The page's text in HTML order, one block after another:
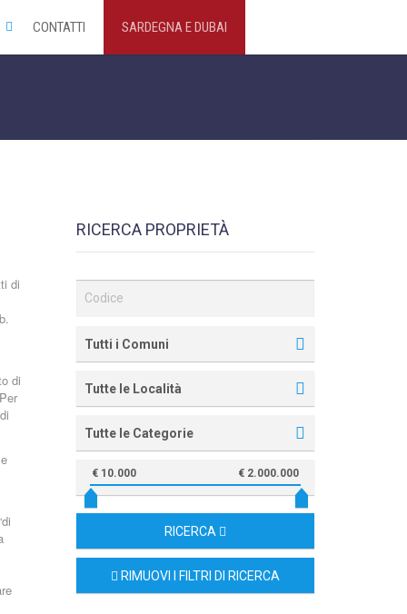
CONTATTI SARDEGNA E DUBAI
di
di
RICERCA PROPRIETÀ
Tutti i Comuni
Tutte le Località
Tutte le Categorie
€ 10.000 € 2.000.000
RICERCA
RIMUOVI I FILTRI DI RICERCA